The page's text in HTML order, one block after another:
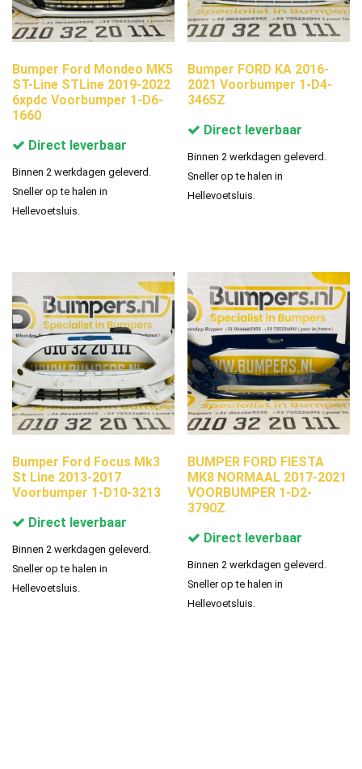
Bumper Ford Mondeo MK5
ST-Line STLine 2019-2022
6xpdc Voorbumper 1-D6-
1660
Direct leverbaar
Binnen 2 werkdagen geleverd.
Sneller op te halen in
Hellevoetsluis.
Bumper FORD KA 2016-
2021 Voorbumper 1-D4-
3465Z
Direct leverbaar
Binnen 2 werkdagen geleverd.
Sneller op te halen in
Hellevoetsluis.
Bumper Ford Focus Mk3
St Line 2013-2017
Voorbumper 1-D10-3213
Direct leverbaar
Binnen 2 werkdagen geleverd.
Sneller op te halen in
Hellevoetsluis.
BUMPER FORD FIESTA
MK8 NORMAAL 2017-2021
VOORBUMPER 1-D2-
3790Z
Direct leverbaar
Binnen 2 werkdagen geleverd.
Sneller op te halen in
Hellevoetsluis.